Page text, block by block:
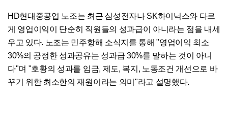
HD현대중공업 노조는 최근 삼성전자나 SK하이닉스와 다르
게 영업이익이 단순히 직원들의 성과급이 아니라는 점을 내세
우고 있다. 노조는 민주항해 소식지를 통해 "영업이익 최소
30%의 공정한 성과공유는 성과급 30%를 말하는 것이 아니
다"며 "호황의 성과를 임금, 제도, 복지, 노동조건 개선으로 바
꾸기 위한 최소한의 재원이라는 의미"라고 설명했다.